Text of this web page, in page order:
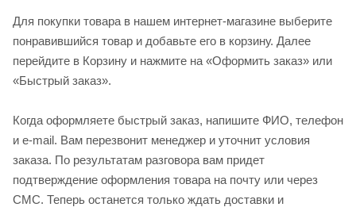
Для покупки товара в нашем интернет-магазине выберите
понравившийся товар и добавьте его в корзину. Далее
перейдите в Корзину и нажмите на «Оформить заказ» или
«Быстрый заказ».
Когда оформляете быстрый заказ, напишите ФИО, телефон
и e-mail. Вам перезвонит менеджер и уточнит условия
заказа. По результатам разговора вам придет
подтверждение оформления товара на почту или через
СМС. Теперь останется только ждать доставки и